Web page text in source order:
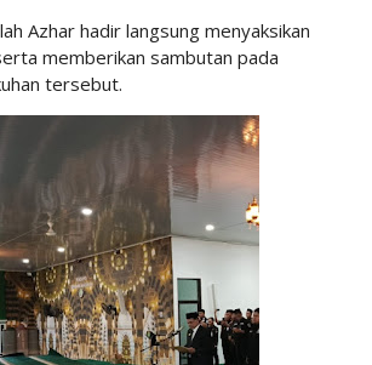
Azhar hadir langsung menyaksikan
memberikan sambutan pada
tersebut.